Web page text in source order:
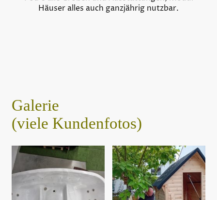
Häuser alles auch ganzjährig nutzbar.
Galerie
(viele Kundenfotos)